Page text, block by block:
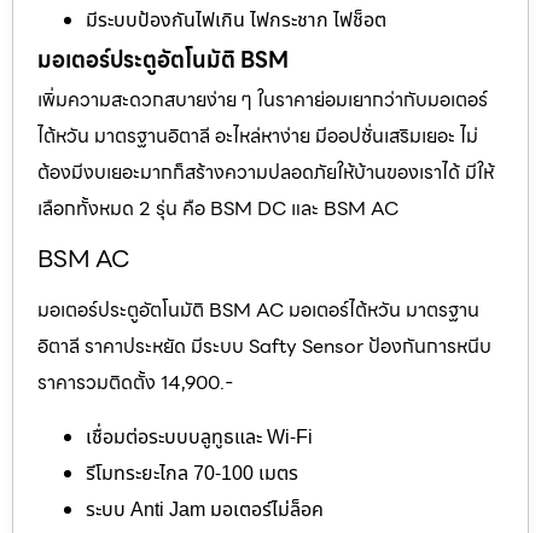
มีระบบป้องกันไฟเกิน ไฟกระชาก ไฟช็อต
มอเตอร์ประตูอัตโนมัติ BSM
เพิ่มความสะดวกสบายง่าย ๆ ในราคาย่อมเยากว่ากับมอเตอร์
ไต้หวัน มาตรฐานอิตาลี อะไหล่หาง่าย มีออปชั่นเสริมเยอะ ไม่
ต้องมีงบเยอะมากก็สร้างความปลอดภัยให้บ้านของเราได้ มีให้
เลือกทั้งหมด 2 รุ่น คือ BSM DC และ BSM AC
BSM AC
มอเตอร์ประตูอัตโนมัติ BSM AC มอเตอร์ไต้หวัน มาตรฐาน
อิตาลี ราคาประหยัด มีระบบ Safty Sensor ป้องกันการหนีบ
ราคารวมติดตั้ง 14,900.-
เชื่อมต่อระบบบลูทูธและ Wi-Fi
รีโมทระยะไกล 70-100 เมตร
ระบบ Anti Jam มอเตอร์ไม่ล็อค